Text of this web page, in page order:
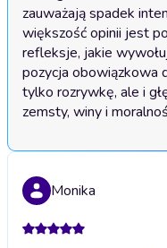
zauważają spadek
większość opinii jest
refleksje, jakie
pozycja obowiązkowa
tylko rozrywkę, ale i
zemsty, winy i
Monika